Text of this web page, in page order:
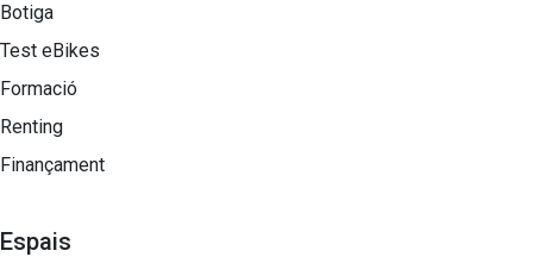
Botiga
Test eBikes
Formació
Renting
Finançament
Espais